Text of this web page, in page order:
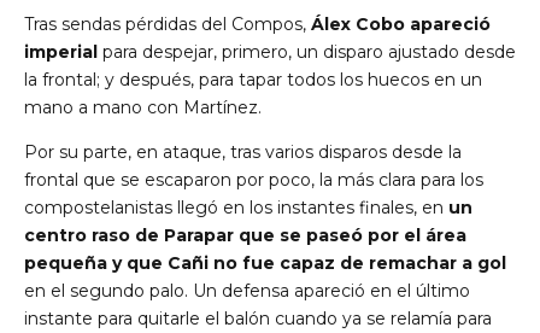
Tras sendas pérdidas del Compos, Álex Cobo apareció
imperial para despejar, primero, un disparo ajustado desde
la frontal; y después, para tapar todos los huecos en un
mano a mano con Martínez.
Por su parte, en ataque, tras varios disparos desde la
frontal que se escaparon por poco, la más clara para los
compostelanistas llegó en los instantes finales, en un
centro raso de Parapar que se paseó por el área
pequeña y que Cañi no fue capaz de remachar a gol
en el segundo palo. Un defensa apareció en el último
instante para quitarle el balón cuando ya se relamía para